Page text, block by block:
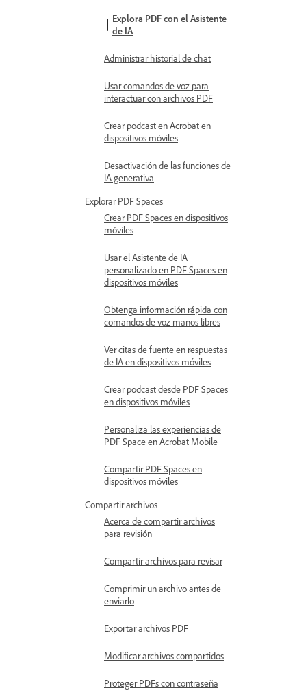
Explora PDF con el Asistente
de IA
Administrar historial de chat
Usar comandos de voz para
interactuar con archivos PDF
Crear podcast en Acrobat en
dispositivos móviles
Desactivación de las funciones de
IA generativa
Explorar PDF Spaces
Crear PDF Spaces en dispositivos
móviles
Usar el Asistente de IA
personalizado en PDF Spaces en
dispositivos móviles
Obtenga información rápida con
comandos de voz manos libres
Ver citas de fuente en respuestas
de IA en dispositivos móviles
Crear podcast desde PDF Spaces
en dispositivos móviles
Personaliza las experiencias de
PDF Space en Acrobat Mobile
Compartir PDF Spaces en
dispositivos móviles
Compartir archivos
Acerca de compartir archivos
para revisión
Compartir archivos para revisar
Comprimir un archivo antes de
enviarlo
Exportar archivos PDF
Modificar archivos compartidos
Proteger PDFs con contraseña